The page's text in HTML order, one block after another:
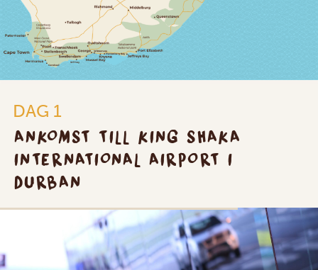
DAG 1
ANKOMST TILL KING SHAKA
INTERNATIONAL AIRPORT I
DURBAN